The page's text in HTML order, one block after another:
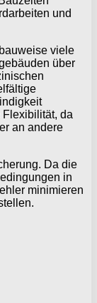
und
viele
über
da
an andere
Da die
in
minimieren